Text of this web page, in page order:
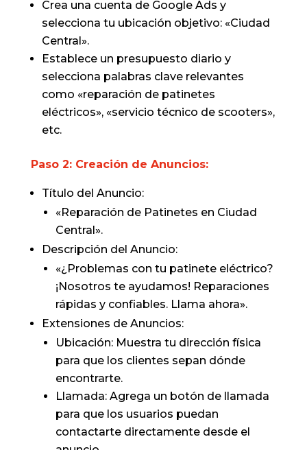
Crea una cuenta de Google Ads y
selecciona tu ubicación objetivo: «Ciudad
Central».
Establece un presupuesto diario y
selecciona palabras clave relevantes
como «reparación de patinetes
eléctricos», «servicio técnico de scooters»,
etc.
Paso 2: Creación de Anuncios:
Título del Anuncio:
«Reparación de Patinetes en Ciudad
Central».
Descripción del Anuncio:
«¿Problemas con tu patinete eléctrico?
¡Nosotros te ayudamos! Reparaciones
rápidas y confiables. Llama ahora».
Extensiones de Anuncios:
Ubicación: Muestra tu dirección física
para que los clientes sepan dónde
encontrarte.
Llamada: Agrega un botón de llamada
para que los usuarios puedan
contactarte directamente desde el